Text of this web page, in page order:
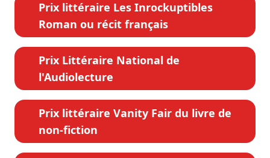
Prix littéraire Les Inrockuptibles
Roman ou récit français
Prix Littéraire National de
l'Audiolecture
Prix littéraire Vanity Fair du livre de
non-fiction